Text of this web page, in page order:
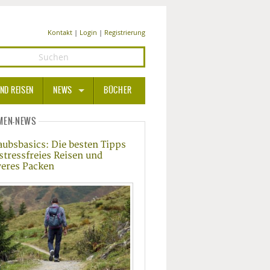
Kontakt| Login | Registrierung
REISEN NEWS
MEDIZIN UND PHARMA
BEAUTY UND PFLEGE
SPORT UND FITNESS
WELLNESS UND REISEN
BÜCHER
NEWS
Die besten Tipps
Reisen und
Packen